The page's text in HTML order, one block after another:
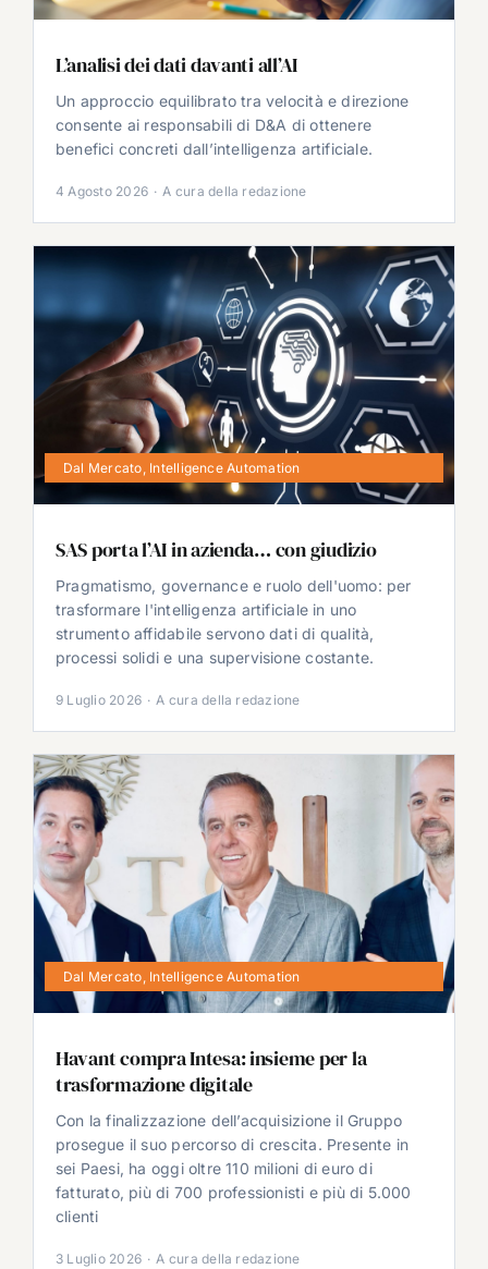
L’analisi dei dati davanti all’AI
Un approccio equilibrato tra velocità e direzione
consente ai responsabili di D&A di ottenere
benefici concreti dall’intelligenza artificiale.
4 Agosto 2026 · A cura della redazione
Dal Mercato Intelligence Automation
SAS porta l’AI in azienda… con giudizio
Pragmatismo, governance e ruolo dell'uomo: per
trasformare l'intelligenza artificiale in uno
strumento affidabile servono dati di qualità,
processi solidi e una supervisione costante.
9 Luglio 2026 · A cura della redazione
Dal Mercato Intelligence Automation
Havant compra Intesa: insieme per la
trasformazione digitale
Con la finalizzazione dell’acquisizione il Gruppo
prosegue il suo percorso di crescita. Presente in
sei Paesi, ha oggi oltre 110 milioni di euro di
fatturato, più di 700 professionisti e più di 5.000
clienti
3 Luglio 2026 · A cura della redazione